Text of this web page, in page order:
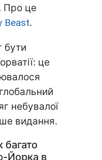
Про це
Beast.
бути
це
небувалої
видання.
багато
Йорка в